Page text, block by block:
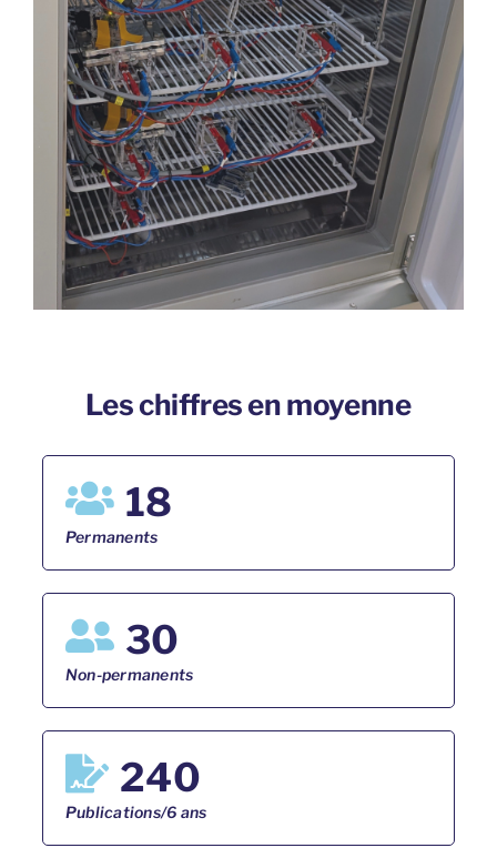
Les chiffres en moyenne
18
Permanents
30
Non-permanents
240
Publications/6 ans